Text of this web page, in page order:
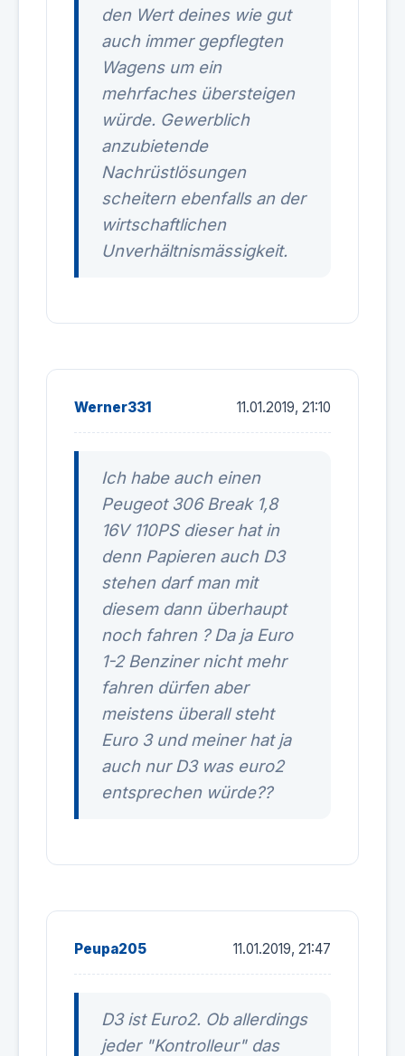
den Wert deines wie gut
auch immer gepflegten
Wagens um ein
mehrfaches übersteigen
würde. Gewerblich
anzubietende
Nachrüstlösungen
scheitern ebenfalls an der
wirtschaftlichen
Unverhältnismässigkeit.
Werner331 11.01.2019, 21:10
Ich habe auch einen
Peugeot 306 Break 1,8
16V 110PS dieser hat in
denn Papieren auch D3
stehen darf man mit
diesem dann überhaupt
noch fahren ? Da ja Euro
1-2 Benziner nicht mehr
fahren dürfen aber
meistens überall steht
Euro 3 und meiner hat ja
auch nur D3 was euro2
entsprechen würde??
Peupa205 11.01.2019, 21:47
D3 ist Euro2. Ob allerdings
jeder "Kontrolleur" das